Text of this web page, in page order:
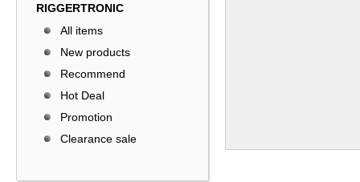
RIGGERTRONIC
All items
New products
Recommend
Hot Deal
Promotion
Clearance sale